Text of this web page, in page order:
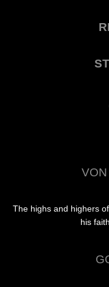
The highs and highers
his